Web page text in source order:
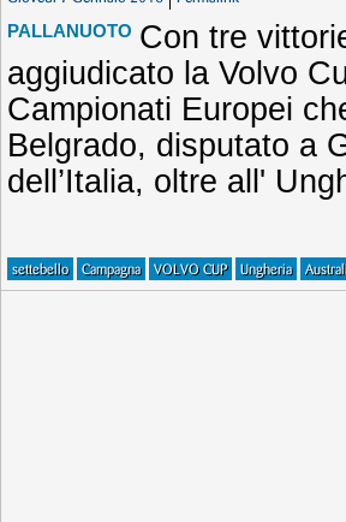
PALLANUOTO Con tre
aggiudicato la Volvo
Campionati Europei
Belgrado, disputato a
dell’Italia, oltre all'
settebello Campagna VOLVO CUP Ungheria